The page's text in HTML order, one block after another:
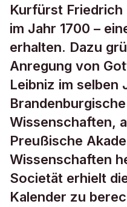
Kurfürst Friedrich
im Jahr 1700 –
erhalten. Dazu
Anregung von
Leibniz im selben
Wissenschaften,
Preußische
Wissenschaften
Societät erhielt
Kalender zu